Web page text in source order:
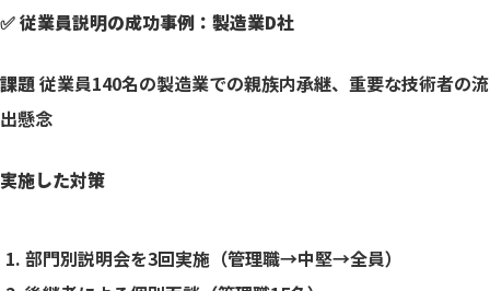
✅ 従業員説明の成功事例：製造業D社
課題従業員140名の製造業での親族内承継、重要な技術者の流
出懸念
実施した対策
部門別説明会を3回実施（管理職→中堅→全員）